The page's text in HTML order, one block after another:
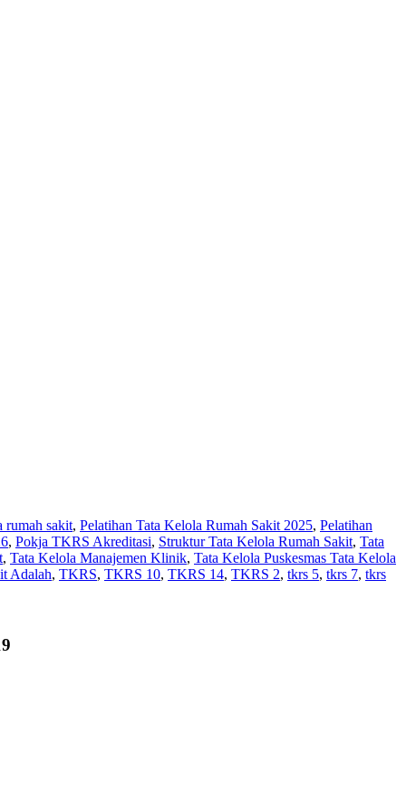
rumah sakit, Pelatihan Tata Kelola Rumah Sakit 2025, Pelatihan
, Pokja TKRS Akreditasi, Struktur Tata Kelola Rumah Sakit, Tata
, Tata Kelola Manajemen Klinik, Tata Kelola Puskesmas Tata Kelola
Adalah, TKRS, TKRS 10, TKRS 14, TKRS 2, tkrs 5, tkrs 7, tkrs